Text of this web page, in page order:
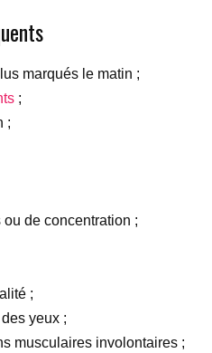
marqués le matin ;
;
;
de concentration ;
;
yeux ;
musculaires involontaires ;